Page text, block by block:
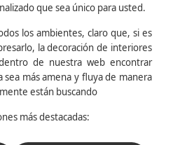
que sea único para usted.
los ambientes, claro que, si es
la decoración de interiores
de nuestra web encontrar
más amena y fluya de manera
están buscando
más destacadas: